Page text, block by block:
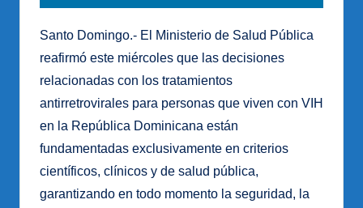
Santo Domingo.- El Ministerio de Salud Pública
reafirmó este miércoles que las decisiones
relacionadas con los tratamientos
antirretrovirales para personas que viven con VIH
en la República Dominicana están
fundamentadas exclusivamente en criterios
científicos, clínicos y de salud pública,
garantizando en todo momento la seguridad, la